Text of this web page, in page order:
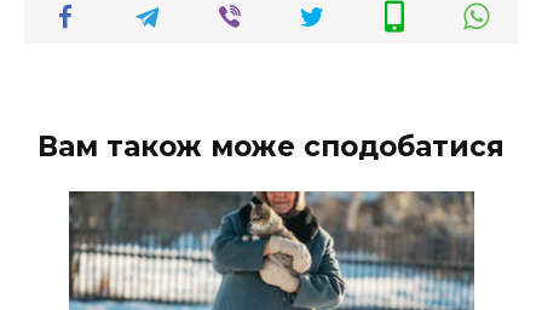
Вам також може сподобатися